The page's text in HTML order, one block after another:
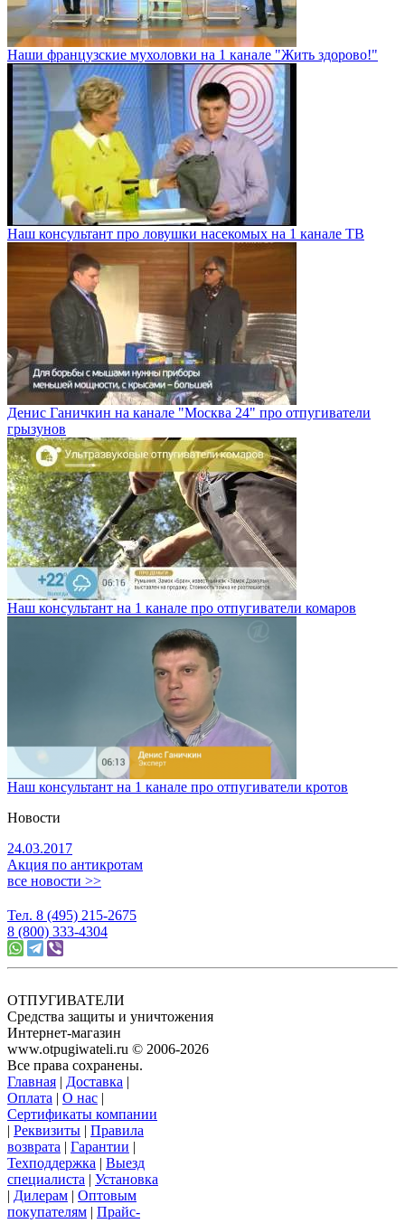
Наши французские мухоловки на 1 канале "Жить здорово!"
Наш консультант про ловушки насекомых на 1 канале ТВ
Денис Ганичкин на канале "Москва 24" про отпугиватели
грызунов
Наш консультант на 1 канале про отпугиватели комаров
Наш консультант на 1 канале про отпугиватели кротов
Новости
24.03.2017
Акция по антикротам
все новости >>
Тел. 8 (495) 215-2675
8 (800) 333-4304
ОТПУГИВАТЕЛИ
Средства защиты и уничтожения
Интернет-магазин
www.otpugiwateli.ru © 2006-2026
Все права сохранены.
Главная | Доставка |
Оплата | О нас |
Сертификаты компании
| Реквизиты | Правила
возврата | Гарантии |
Техподдержка | Выезд
специалиста | Установка
| Дилерам | Оптовым
покупателям | Прайс-